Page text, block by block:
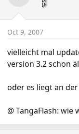
Oct 9, 2007
vielleicht mal
version 3.2 schon
oder es liegt an
@ TangaFlash: